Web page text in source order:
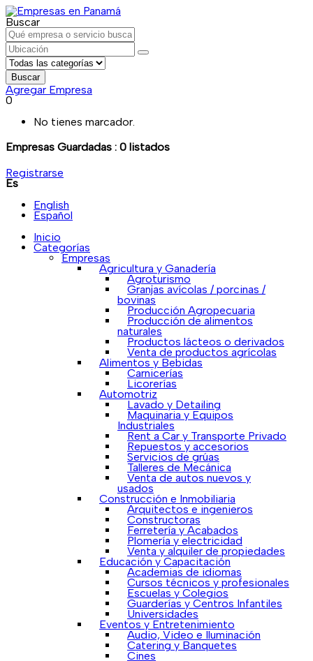
Buscar
Buscar
Agregar Empresa
0
No tienes marcador.
Empresas Guardadas : 0 listados
Registrarse
Es
English
Español
Inicio
Categorías
Empresas
Agricultura y Ganadería
Agroturismo
Granjas avícolas / porcinas /
bovinas
Producción Agropecuaria
Producción de alimentos
naturales
Productos lácteos o derivados
Venta de productos agrícolas
Alimentos y Bebidas
Carnicerías
Licorerías
Automotriz
Lavado y Detailing
Maquinaria y Equipos
Industriales
Rent a Car y Transporte Privado
Repuestos y accesorios
Servicios de grúas
Talleres de Mecánica
Venta de autos nuevos y
usados
Construcción e Inmobiliaria
Arquitectos e ingenieros
Constructoras
Ferretería y Acabados
Plomería y electricidad
Venta y alquiler de propiedades
Educación y Capacitación
Academias de idiomas
Cursos técnicos y profesionales
Escuelas y Colegios
Guarderías y Centros Infantiles
Universidades
Eventos y Entretenimiento
Audio, Video e Iluminación
Catering y Banquetes
Cines